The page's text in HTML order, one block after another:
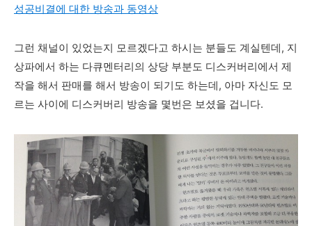
성공비결에 대한 방송과 동영상
그런 채널이 있었는지 모르겠다고 하시는 분들도 계실텐데, 지
상파에서 하는 다큐멘터리의 상당 부분도 디스커버리에서 제
작을 해서 판매를 해서 방송이 되기도 하는데, 아마 자신도 모
르는 사이에 디스커버리 방송을 몇번은 보셨을 겁니다.